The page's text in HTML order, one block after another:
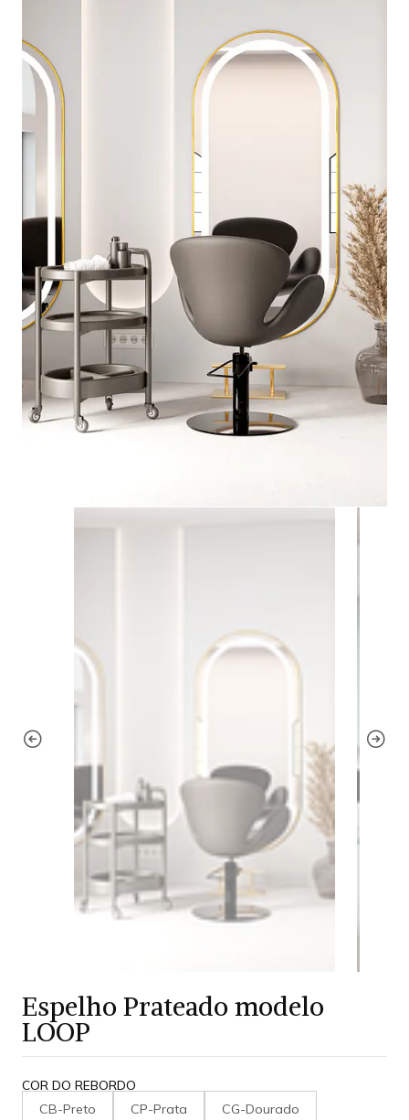
Espelho Prateado modelo
LOOP
COR DO REBORDO
CB-Preto CP-Prata CG-Dourado